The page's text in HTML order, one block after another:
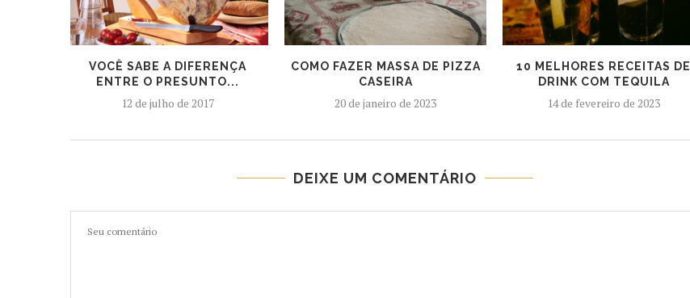
VOCÊ SABE A DIFERENÇA
ENTRE O PRESUNTO...
12 de julho de 2017
COMO FAZER MASSA DE PIZZA
CASEIRA
20 de janeiro de 2023
10 MELHORES RECEITAS DE
DRINK COM TEQUILA
14 de fevereiro de 2023
DEIXE UM COMENTÁRIO